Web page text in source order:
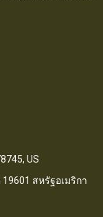
US
19601 สหรัฐอเมริกา